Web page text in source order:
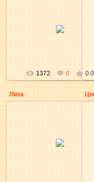
1372 0 0.0
Липа